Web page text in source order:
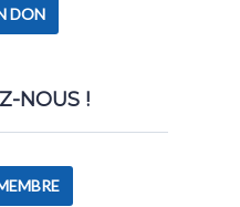
DON
NOUS !